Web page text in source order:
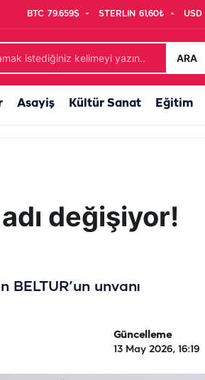
BTC 79.659$ STERLIN 61,60₺ USD
ARA
Asayiş Kültür Sanat Eğitim
adı değişiyor!
unvanı
Güncelleme
13 May 2026, 16:19
alamayacak